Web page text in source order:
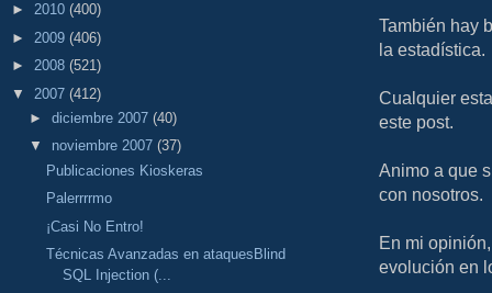
► 2010 (400)
► 2009 (406)
► 2008 (521)
▼ 2007 (412)
► diciembre 2007 (40)
▼ noviembre 2007 (37)
Publicaciones Kioskeras
Palerrrrmo
¡Casi No Entro!
Técnicas Avanzadas en ataquesBlind
SQL Injection (...
También hay
la estadística.
Cualquier
este post.
Animo a que
con nosotros.
En mi
evolución en